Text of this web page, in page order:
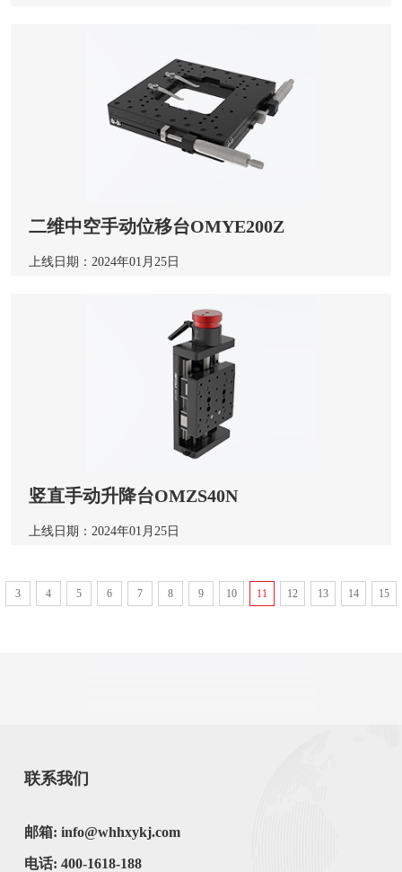
二维中空手动位移台OMYE200Z
上线日期：2024年01月25日
竖直手动升降台OMZS40N
上线日期：2024年01月25日
3 4 5 6 7 8 9 10 11 12 13 14 15
联系我们
邮箱: info@whhxykj.com
电话: 400-1618-188